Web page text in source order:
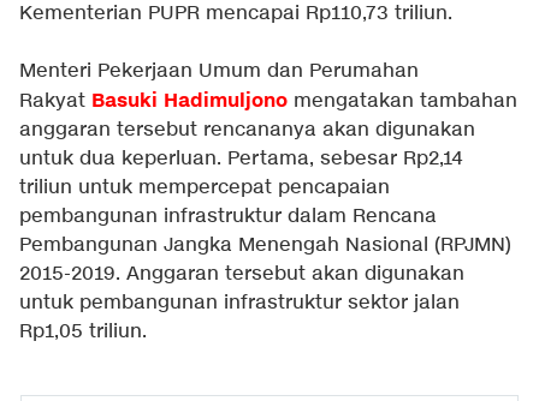
Kementerian PUPR mencapai Rp110,73 triliun.
Menteri Pekerjaan Umum dan Perumahan
Rakyat Basuki Hadimuljono mengatakan tambahan
anggaran tersebut rencananya akan digunakan
untuk dua keperluan. Pertama, sebesar Rp2,14
triliun untuk mempercepat pencapaian
pembangunan infrastruktur dalam Rencana
Pembangunan Jangka Menengah Nasional (RPJMN)
2015-2019. Anggaran tersebut akan digunakan
untuk pembangunan infrastruktur sektor jalan
Rp1,05 triliun.